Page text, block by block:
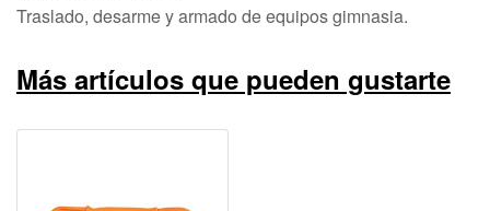
Traslado, desarme y armado de equipos gimnasia.
Más artículos que pueden gustarte